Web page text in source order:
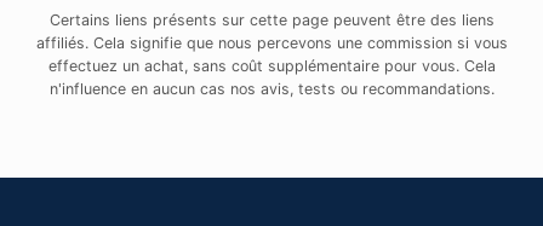
Certains liens présents sur cette page peuvent être des liens
affiliés. Cela signifie que nous percevons une commission si vous
effectuez un achat, sans coût supplémentaire pour vous. Cela
n'influence en aucun cas nos avis, tests ou recommandations.